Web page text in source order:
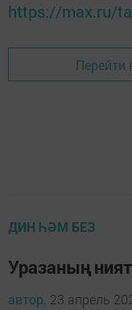
https://max.ru/
Перейти
ДИН ҺӘМ БЕЗ
Уразаның
автор, 23 апрель